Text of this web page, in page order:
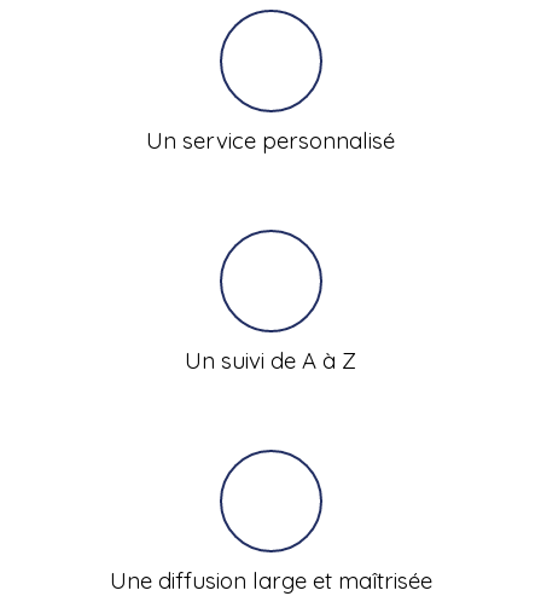
Un service personnalisé
Un suivi de A à Z
Une diffusion large et maîtrisée